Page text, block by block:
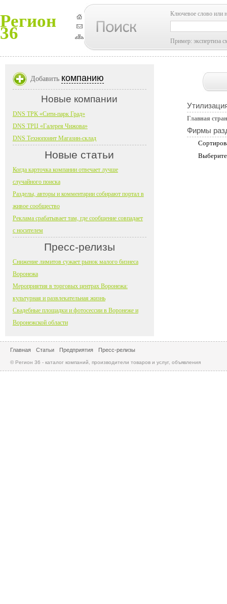
Регион
36
Ключевое слово или
Пример: экспертиза
Главная
Фирмы
Добавить компанию
Новые компании
DNS ТРК «Сити-парк Град»
DNS ТРЦ «Галерея Чижова»
DNS Технопоинт Магазин-склад
Новые статьи
Когда карточка компании отвечает лучше
случайного поиска
Разделы, авторы и комментарии собирают портал в
живое сообщество
Реклама срабатывает там, где сообщение совпадает
с носителем
Пресс-релизы
Снижение лимитов сужает рынок малого бизнеса
Воронежа
Мероприятия в торговых центрах Воронежа:
культурная и развлекательная жизнь
Свадебные площадки и фотосессии в Воронеже и
Воронежской области
Главная Статьи Предприятия Пресс-релизы
© Регион 36 - каталог компаний, производители товаров и услуг, объявления